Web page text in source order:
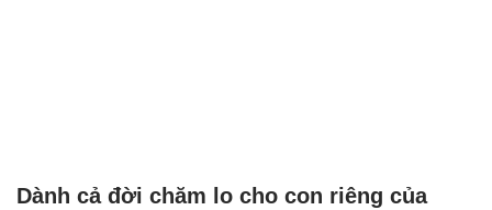
Dành cả đời chăm lo cho con riêng của